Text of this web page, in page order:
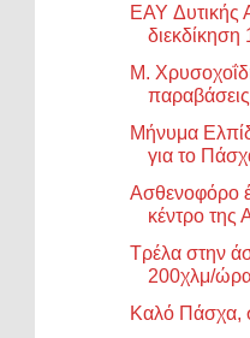
EAY Δυτικής
διεκδίκηση
Μ.
Μήνυμα
για το
Ασθενοφόρο
κέντρο της
Τρέλα στην
200χλμ/
Καλό Πάσχα,